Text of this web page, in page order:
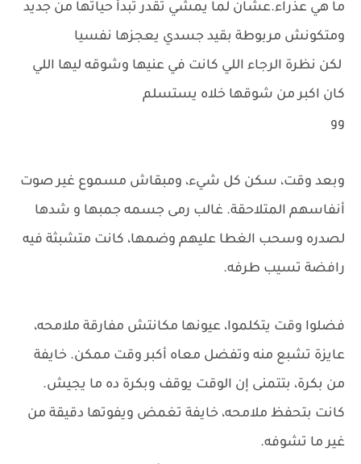
ما هي عذراء.عشان لما يمشي تقدر تبدأ حياتها من جديد
ومتكونش مربوطة بقيد جسدي يعجزها نفسيا
لكن نظرة الرجاء اللي كانت في عنيها وشوقه ليها اللي
كان اكبر من شوقها خلاه يستسلم
وو
وبعد وقت، سكن كل شيء، ومبقاش مسموع غير صوت
أنفاسهم المتلاحقة. غالب رمى جسمه جمبها و شدها
لصدره وسحب الغطا عليهم وضمها، كانت متشبثة فيه
رافضة تسيب طرفه.
فضلوا وقت يتكلموا، عيونها مكانتش مفارقة ملامحه،
عايزة تشبع منه وتفضل معاه أكبر وقت ممكن. خايفة
من بكرة، بتتمنى إن الوقت يوقف وبكرة ده ما يجيش.
كانت بتحفظ ملامحه، خايفة تغمض ويفوتها دقيقة من
غير ما تشوفه.